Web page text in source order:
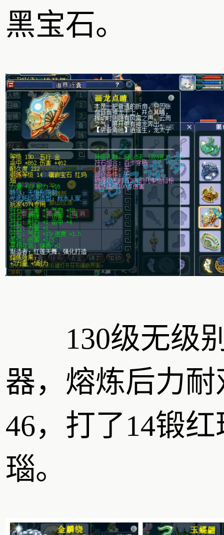
黑宝石。
130级无级
器，熔炼后力耐
46，打了14锻红
瑙。